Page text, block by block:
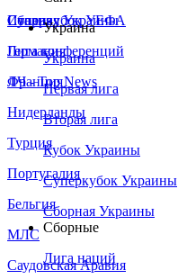
Сборная Украины
Италия
Германия
Франция
Нидерланды
Турция
Португалия
Бельгия
МЛС
Саудовская Аравия
Суперкубок УЕФА
Лига конференций
ЛЧ - Top News
Украина
Украина
Первая лига
Вторая лига
Кубок Украины
Суперкубок Украины
Сборная Украины
Сборные
Лига наций